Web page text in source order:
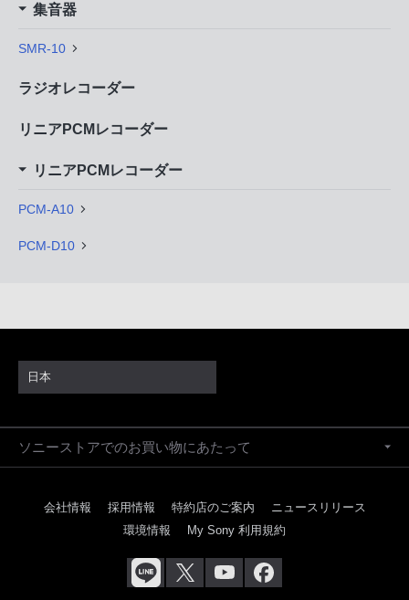
集音器
SMR-10
ラジオレコーダー
リニアPCMレコーダー
リニアPCMレコーダー
PCM-A10
PCM-D10
日本
ソニーストアでのお買い物にあたって
会社情報 採用情報 特約店のご案内
ニュースリリース
環境情報
My Sony 利用規約